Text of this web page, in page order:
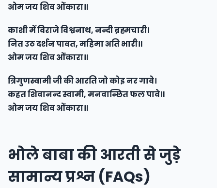
ओम जय शिव ओंकारा॥
काशी में विराजे विश्वनाथ, नन्दी ब्रह्मचारी।
नित उठ दर्शन पावत, महिमा अति भारी॥
ओम जय शिव ओंकारा॥
त्रिगुणस्वामी जी की आरति जो कोइ नर गावे।
कहत शिवानन्द स्वामी, मनवान्छित फल पावे॥
ओम जय शिव ओंकारा॥
भोले बाबा की आरती से जुड़े
सामान्य प्रश्न (FAQs)